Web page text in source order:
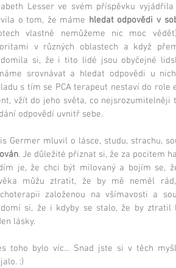
Lesser ve svém příspěvku
o tom, že máme hledat odpovědi v
vlastně nemůžeme nic moc
v různých oblastech a když
si, že i tito lidé jsou obyčejné
srovnávat a hledat odpovědi u
s tím se PCA terapeut nestaví do
vžít do jeho světa, co
odpovědí uvnitř sebe.
Germer mluvil o lásce, studu, strachu,
. Je důležité přiznat si, že za pocitem
je, že chci být milovaný a bojím se,
můžu ztratit, že by mě neměl
založenou na všímavosti a
si, že i kdyby se stalo, že by ztratil
lásky.
toho bylo víc... Snad jste si v těch
:)